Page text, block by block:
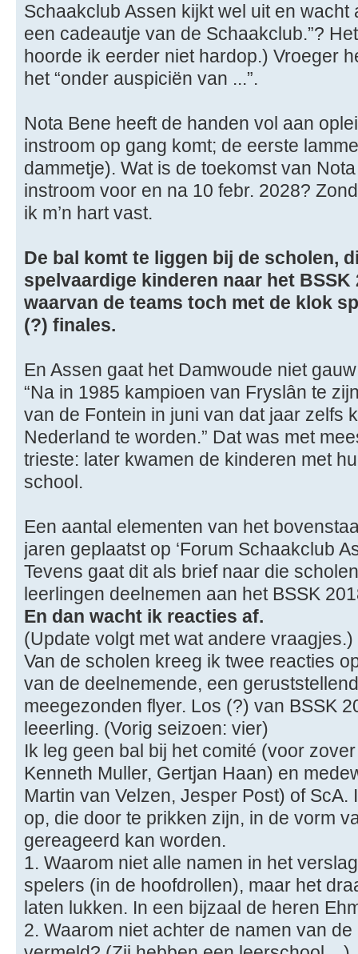
Schaakclub Assen kijkt wel uit en wacht
een cadeautje van de Schaakclub.”?
hoorde ik eerder niet hardop.) Vroeger
het “onder auspiciën van ...”.
Nota Bene heeft de handen vol aan
instroom op gang komt; de eerste
dammetje). Wat is de toekomst van
instroom voor en na 10 febr. 2028?
ik m’n hart vast.
De bal komt te liggen bij de scholen,
spelvaardige kinderen naar het BSSK
waarvan de teams toch met de klok
(?) finales.
En Assen gaat het Damwoude niet
“Na in 1985 kampioen van Fryslân te
van de Fontein in juni van dat jaar zelfs
Nederland te worden.” Dat was met
trieste: later kwamen de kinderen met
school.
Een aantal elementen van het
jaren geplaatst op ‘Forum Schaakclub
Tevens gaat dit als brief naar die
leerlingen deelnemen aan het BSSK
En dan wacht ik reacties af.
(Update volgt met wat andere vraagjes.)
Van de scholen kreeg ik twee reacties
van de deelnemende, een
meegezonden flyer. Los (?) van BSSK
leeerling. (Vorig seizoen: vier)
Ik leg geen bal bij het comité (voor
Kenneth Muller, Gertjan Haan) en
Martin van Velzen, Jesper Post) of ScA.
op, die door te prikken zijn, in de vorm
gereageerd kan worden.
1. Waarom niet alle namen in het
spelers (in de hoofdrollen), maar het
laten lukken. In een bijzaal de heren
2. Waarom niet achter de namen van